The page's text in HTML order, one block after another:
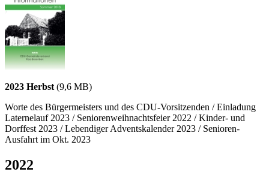
2023 Herbst (9,6 MB)
Worte des Bürgermeisters und des CDU-Vorsitzenden / Einladung
Laternelauf 2023 / Seniorenweihnachtsfeier 2022 / Kinder- und
Dorffest 2023 / Lebendiger Adventskalender 2023 / Senioren-
Ausfahrt im Okt. 2023
2022